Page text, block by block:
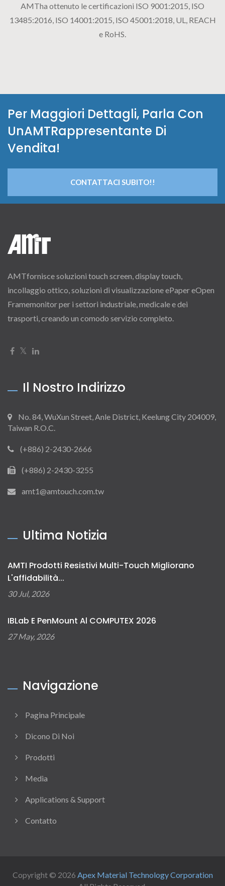
AMTha ottenuto le certificazioni ISO 9001:2015, ISO
13485:2016, ISO 14001:2015, ISO 45001:2018, UL, REACH
e RoHS.
Per Maggiori Dettagli, Parla Con
UnAMTRappresentante Di
Vendita!
CONTATTACI SUBITO!!
AMTfornisce soluzioni touch screen, display touch,
incollaggio ottico, soluzioni di visualizzazione ePaper eOpen
Framemonitor per i settori industriale, medicale e dei
trasporti, creando un comodo servizio completo.
Il Nostro Indirizzo
No. 84, WuXun Street, Anle District, Keelung City 204009,
Taiwan R.O.C.
(+886) 2-2430-2666
(+886) 2-2430-3255
amt1@amtouch.com.tw
Ultima Notizia
AMTI Prodotti Resistivi Multi-Touch Migliorano
L'affidabilità...
30 Jul, 2026
IBLab E PenMount Al COMPUTEX 2026
27 May, 2026
Navigazione
Pagina Principale
Dicono Di Noi
Prodotti
Media
Applications & Support
Contatto
Copyright © 2026 Apex Material Technology Corporation